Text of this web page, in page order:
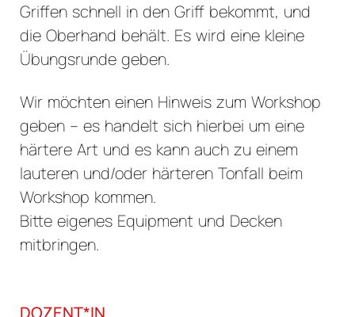
Griffen schnell in den Griff bekommt, und
die Oberhand behält. Es wird eine kleine
Übungsrunde geben.
Wir möchten einen Hinweis zum Workshop
geben – es handelt sich hierbei um eine
härtere Art und es kann auch zu einem
lauteren und/oder härteren Tonfall beim
Workshop kommen.
Bitte eigenes Equipment und Decken
mitbringen.